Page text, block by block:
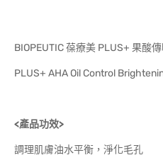
BIOPEUTIC 葆療美 PLUS+ 果酸
PLUS+ AHA Oil Control
<產品功效>
調理肌膚油水平衡，淨化毛孔